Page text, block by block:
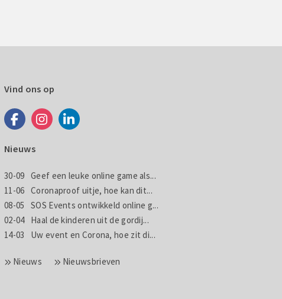
Vind ons op
Nieuws
30-09 Geef een leuke online game als...
11-06 Coronaproof uitje, hoe kan dit...
08-05
SOS Events ontwikkeld online g...
02-04
Haal de kinderen uit de gordij...
14-03
Uw event en Corona, hoe zit di...
Nieuws Nieuwsbrieven